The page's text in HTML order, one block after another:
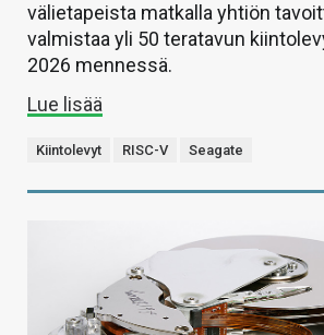
välietapeista matkalla yhtiön
valmistaa yli 50 teratavun
2026 mennessä.
Lue lisää
Kiintolevyt RISC-V Seagate